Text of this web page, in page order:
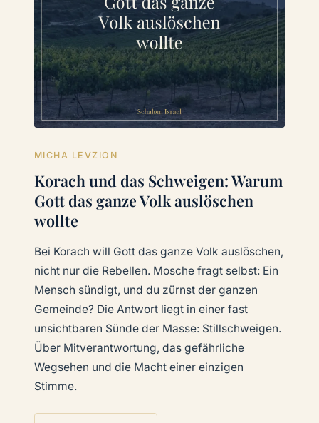
MICHA LEVZION
Korach und das Schweigen: Warum
Gott das ganze Volk auslöschen
wollte
Bei Korach will Gott das ganze Volk auslöschen,
nicht nur die Rebellen. Mosche fragt selbst: Ein
Mensch sündigt, und du zürnst der ganzen
Gemeinde? Die Antwort liegt in einer fast
unsichtbaren Sünde der Masse: Stillschweigen.
Über Mitverantwortung, das gefährliche
Wegsehen und die Macht einer einzigen
Stimme.